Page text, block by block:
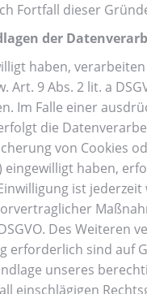
Fortfall dieser
der
haben,
Art. 9 Abs. 2 lit. a
Im Falle einer
die
von Cookies
eingewilligt haben,
ist
Des Weiteren
sind auf
unseres
einschlägigen